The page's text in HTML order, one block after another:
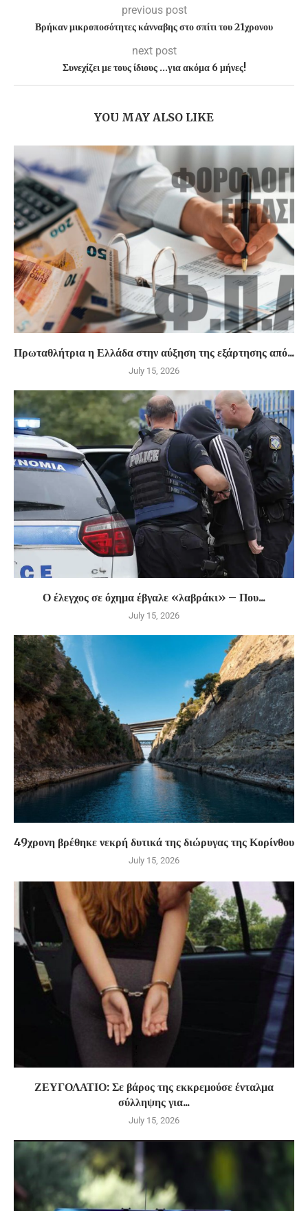
previous post
Βρήκαν μικροποσότητες κάνναβης στο σπίτι του 21χρονου
next post
Συνεχίζει με τους ίδιους …για ακόμα 6 μήνες!
YOU MAY ALSO LIKE
Πρωταθλήτρια η Ελλάδα στην αύξηση της εξάρτησης από...
July 15, 2026
Ο έλεγχος σε όχημα έβγαλε «λαβράκι» – Που...
July 15, 2026
49χρονη βρέθηκε νεκρή δυτικά της διώρυγας της Κορίνθου
July 15, 2026
ΖΕΥΓΟΛΑΤΙΟ: Σε βάρος της εκκρεμούσε ένταλμα
σύλληψης για...
July 15, 2026